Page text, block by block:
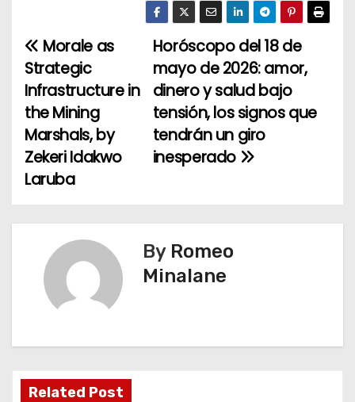
P
o
s
t
n
a
a
t
Horóscopo del 18 de
mayo de 2026: amor,
dinero y salud bajo
tensión, los signos que
tendrán un giro
inesperado
‎Morale as
Strategic
Infrastructure in
the Mining
Marshals, by
Zekeri Idakwo
Laruba
By Romeo
Minalane
Related Post